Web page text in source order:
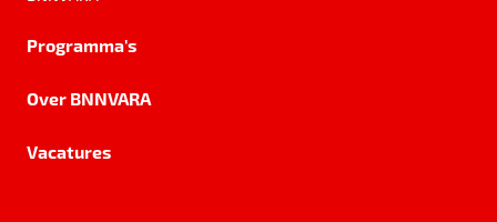
Programma's
Over BNNVARA
Vacatures